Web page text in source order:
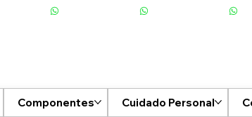
Componentes Cuidado Personal